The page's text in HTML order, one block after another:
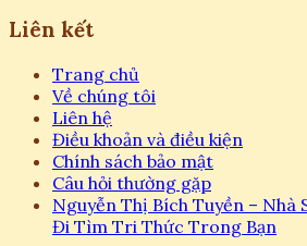
Liên kết
Trang chủ
Về chúng tôi
Liên hệ
Điều khoản và điều kiện
Chính sách bảo mật
Câu hỏi thường gặp
Nguyễn Thị Bích Tuyền – Nhà
Đi Tìm Tri Thức Trong Bạn